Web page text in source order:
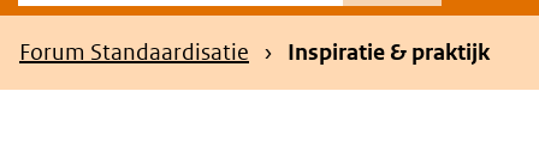
uw
zoekterm
Kruimelpad
Forum Standaardisatie Inspiratie & praktijk